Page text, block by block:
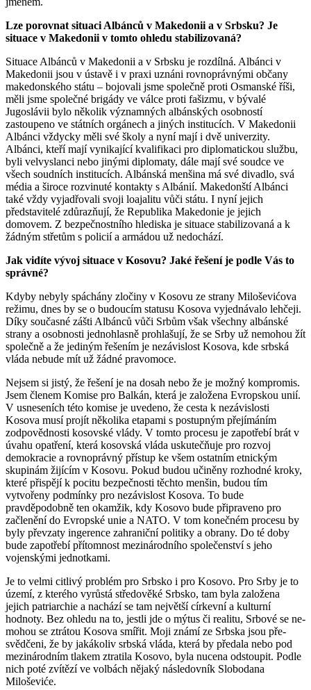
Lze porovnat situaci Albánců v Makedonii a v Srbsku? Je
situace v Makedonii v tomto ohledu stabilizovaná?
Situace Albánců v Makedonii a v Srbsku je rozdílná. Albánci v
Makedonii jsou v ústavě i v praxi uznáni rov­noprávnými občany
makedonského státu – bojovali jsme společně proti Osmanské říši,
měli jsme společné bri­gády ve válce proti fašizmu, v bývalé
Jugoslávii bylo několik významných albánských osobností
zastoupeno ve státních orgánech a jiných institucích. V Makedonii
Albánci vždycky měli své školy a nyní mají i dvě univer­zity.
Albánci, kteří mají vynikající kvalifikaci pro diplomatickou službu,
byli velvyslanci nebo jinými diplomaty, dále mají své soudce ve
všech soudních institucích. Al­bánská menšina má své divadlo, svá
média a široce roz­vinuté kontakty s Albánií. Makedonští Albánci
také vždy vyjadřovali svoji loajalitu vůči státu. I nyní jejich
představitelé zdůrazňují, že Republika Makedonie je jejich
domovem. Z bezpečnostního hlediska je situace stabilizovaná a k
žádným střetům s policií a armádou už nedochází.
Jak vidíte vývoj situace v Kosovu? Jaké řešení je podle Vás to
správné?
Kdyby nebyly spáchány zločiny v Kosovu ze strany Mi­loševićova
režimu, dnes by se o budoucím statusu Kosova vyjednávalo lehčeji.
Díky současné zášti Albánců vůči Srbům však všechny albánské
strany a osobnosti jednohlasně prohlašují, že se Srby už nemohou žít
spo­lečně a že jediným řešením je nezávislost Ko­sova, kde srbská
vláda nebude mít už žádné pravomoce.
Nejsem si jistý, že řešení je na dosah nebo že je možný kompromis.
Jsem členem Komise pro Balkán, která je založena Evropskou unií.
V usneseních této komise je uvedeno, že cesta k nezávislosti
Kosova musí projít ně­kolika etapami s postupným přejímáním
zodpovědnosti kosovské vlády. V tomto procesu je zapotřebí brát v
úvahu opatření, která kosovská vláda uskutečňuje pro rozvoj
demokracie a rovnoprávný přístup ke všem ostatním etnickým
skupinám žijícím v Kosovu. Pokud budou učiněny rozhodné kroky,
které přispějí k pocitu bezpečnosti těchto menšin, budou tím
vytvořeny podmínky pro nezávislost Kosova. To bude
pravděpodobně ten okamžik, kdy Kosovo bude připraveno pro
začlenění do Evropské unie a NATO. V tom konečném procesu by
byly převzaty ingerence zahraniční politiky a obrany. Do té doby
bude zapotřebí přítomnost mezinárodního společenství s jeho
vojenskými jednotkami.
Je to velmi citlivý problém pro Srbsko i pro Kosovo. Pro Srby je to
území, z kterého vyrůstá středověké Srbsko, tam byla založena
jejich patriarchie a nachází se tam největší církevní a kulturní
hodnoty. Bez ohledu na to, jestli jde o mýtus či realitu, Srbové se ne­
mohou se ztrátou Kosova smířit. Moji známí ze Srbska jsou pře­
svěd­čeni, že by jakákoliv srbská vláda, která by předala nebo pod
mezinárodním tlakem ztratila Kosovo, byla nucena odstoupit. Podle
nich poté zvítězí ve volbách nějaký ná­sledovník Slobodana
Miloševiće.